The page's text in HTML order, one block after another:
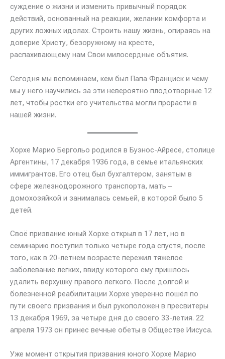
суждение о жизни и изменить привычный порядок
действий, основанный на реакции, желании комфорта и
других ложных идолах. Строить нашу жизнь, опираясь на
доверие Христу, безоружному на кресте,
распахивающему нам Свои милосердные объятия.
Сегодня мы вспоминаем, кем был Папа Франциск и чему
мы у него научились за эти невероятно плодотворные 12
лет, чтобы ростки его учительства могли прорасти в
нашей жизни.
Хорхе Марио Бергольо родился в Буэнос-Айресе, столице
Аргентины, 17 декабря 1936 года, в семье итальянских
иммигрантов. Его отец был бухгалтером, занятым в
сфере железнодорожного транспорта, мать –
домохозяйкой и занималась семьей, в которой было 5
детей.
Своё призвание юный Хорхе открыл в 17 лет, но в
семинарию поступил только четыре года спустя, после
того, как в 20-летнем возрасте пережил тяжелое
заболевание легких, ввиду которого ему пришлось
удалить верхушку правого легкого. После долгой и
болезненной реабилитации Хорхе уверенно пошёл по
пути своего призвания и был рукоположен в пресвитеры
13 декабря 1969, за четыре дня до своего 33-летия. 22
апреля 1973 он принес вечные обеты в Обществе Иисуса.
Уже момент открытия призвания юного Хорхе Марио